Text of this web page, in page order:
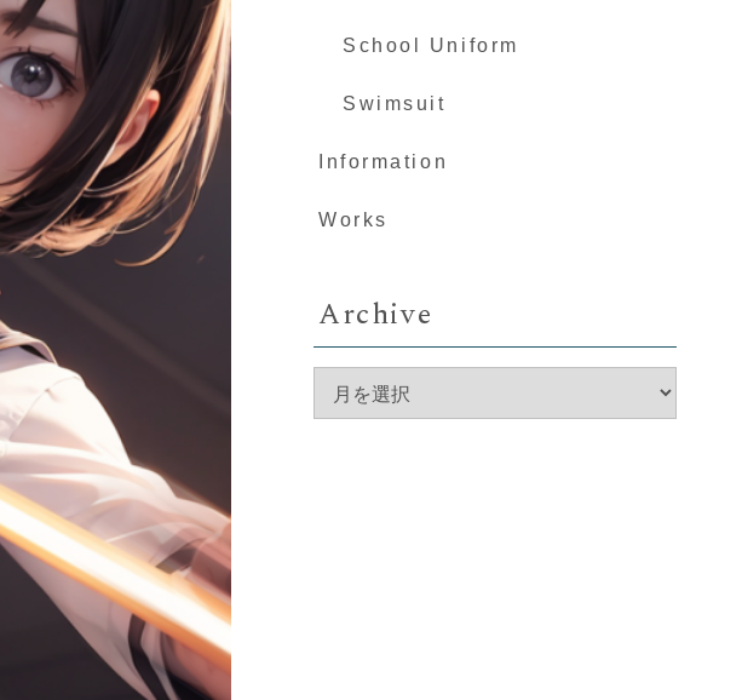
School Uniform
Swimsuit
Information
Works
Archive